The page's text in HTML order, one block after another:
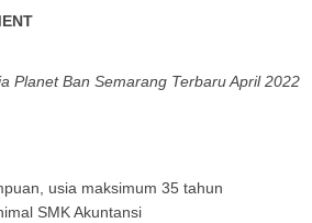
Planet Ban Semarang Terbaru April 2022
usia maksimum 35 tahun
SMK Akuntansi